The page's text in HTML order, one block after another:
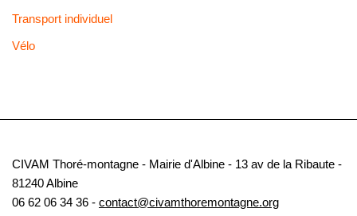
Transport individuel
Vélo
CIVAM Thoré-montagne - Mairie d'Albine - 13 av de la Ribaute -
81240 Albine
06 62 06 34 36 - contact@civamthoremontagne.org